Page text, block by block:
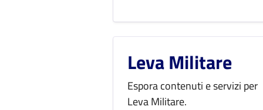
Leva Militare
Espora contenuti e servizi per
Leva Militare.